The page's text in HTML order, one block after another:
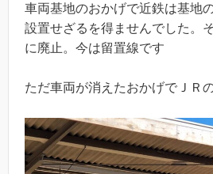
車両基地のおかげで近鉄は基地
設置せざるを得ませんでした。
に廃止。今は留置線です
ただ車両が消えたおかげでＪＲ